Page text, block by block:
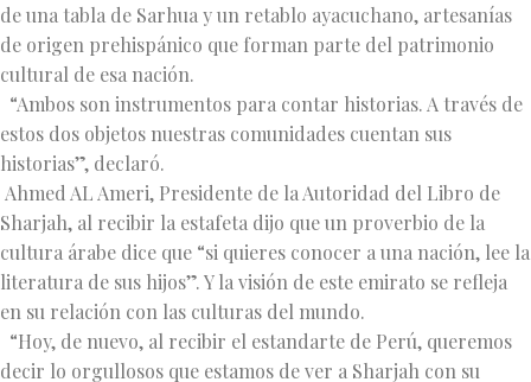
de una tabla de Sarhua y un retablo ayacuchano, artesanías
de origen prehispánico que forman parte del patrimonio
cultural de esa nación.
“Ambos son instrumentos para contar historias. A través de
estos dos objetos nuestras comunidades cuentan sus
historias”, declaró.
Ahmed AL Ameri, Presidente de la Autoridad del Libro de
Sharjah, al recibir la estafeta dijo que un proverbio de la
cultura árabe dice que “si quieres conocer a una nación, lee la
literatura de sus hijos”. Y la visión de este emirato se refleja
en su relación con las culturas del mundo.
“Hoy, de nuevo, al recibir el estandarte de Perú, queremos
decir lo orgullosos que estamos de ver a Sharjah con su